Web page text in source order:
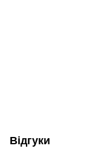
Відгуки